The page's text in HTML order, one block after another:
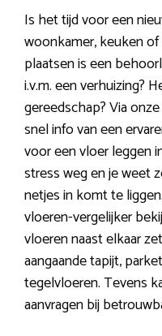
Is het tijd voor een
woonkamer, keuken
plaatsen is een
i.v.m. een verhuizing?
gereedschap? Via
snel info van een
voor een vloer leggen
stress weg en je weet
netjes in komt te
vloeren-vergelijker
vloeren naast elkaar
aangaande tapijt,
tegelvloeren. Tevens
aanvragen bij